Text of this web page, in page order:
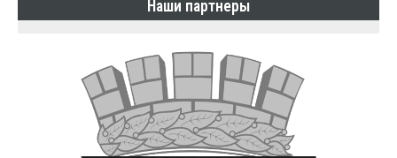
Наши партнеры